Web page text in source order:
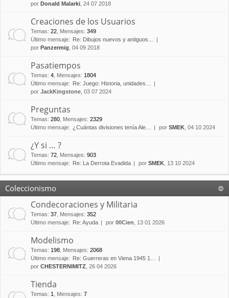
por Donald Malarki , 24 07 2018
Creaciones de los Usuarios
Temas: 22 Mensajes: 349
Último mensaje:
Re: Dibujos nuevos y antiguos…
por Panzermig , 04 09 2018
Pasatiempos
Temas: 4 Mensajes: 1804
Último mensaje:
Re: Juego: Historia, unidades…
por JackKingstone , 03 07 2024
Preguntas
Temas: 280 Mensajes: 2329
Último mensaje: ¿Cuántas divisiones tenía Ale… por SMEK , 04 10 2024
¿Y si … ?
Temas: 72 Mensajes: 903
Último mensaje:
Re: La Derrota Evadida por SMEK , 13 10 2024
Coleccionismo
Condecoraciones y Militaria
Temas: 37 Mensajes: 352
Último mensaje:
Re: Ayuda por 00Cien , 13 01 2026
Modelismo
Temas: 198 Mensajes: 2068
Último mensaje:
Re: Guerreras en Viena 1945 1…
por CHESTERNIMITZ , 26 04 2026
Tienda
Temas: 1 Mensajes: 7